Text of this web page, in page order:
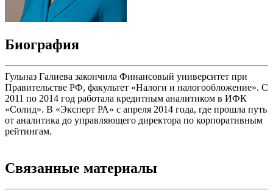
Биография
Гульназ Галиева закончила Финансовый университет при
Правительстве РФ, факультет «Налоги и налогообложение». С
2011 по 2014 год работала кредитным аналитиком в ИФК
«Солид». В «Эксперт РА» с апреля 2014 года, где прошла путь
от аналитика до управляющего директора по корпоративным
рейтингам.
Связанные материалы